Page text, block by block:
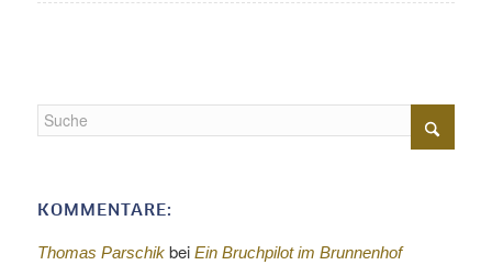
KOMMENTARE:
Thomas Parschikbei Ein Bruchpilot im Brunnenhof